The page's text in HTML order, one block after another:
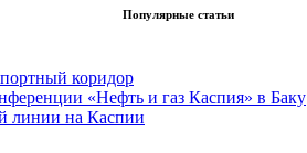
Популярные статьи
коридор
«Нефть и газ Каспия» в Баку
линии на Каспии